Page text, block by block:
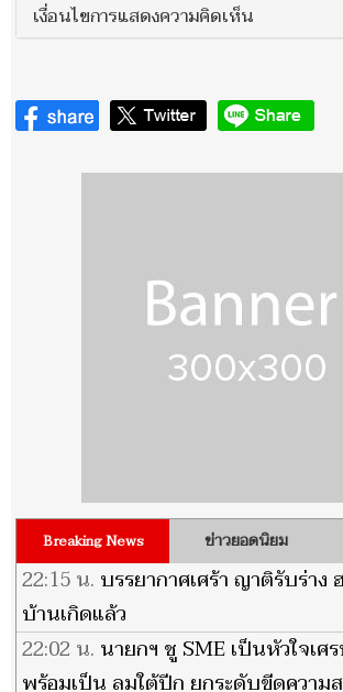
เงื่อนไขการแสดงความคิดเห็น
Breaking News ข่าวยอดนิยม
22:15 น. บรรยากาศเศร้า ญาติรับร่าง
บ้านเกิดแล้ว
22:02 น. นายกฯ ชู SME เป็นหัวใจเศ
พร้อมเป็น ลมใต้ปีก ยกระดับขีดความ